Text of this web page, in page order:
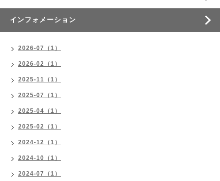
インフォメーション
2026-07（1）
2026-02（1）
2025-11（1）
2025-07（1）
2025-04（1）
2025-02（1）
2024-12（1）
2024-10（1）
2024-07（1）